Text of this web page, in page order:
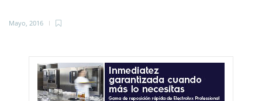
Mayo, 2016